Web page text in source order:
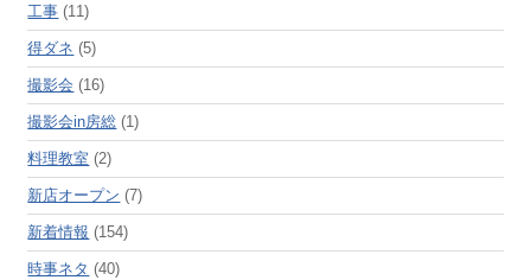
工事 (11)
得ダネ (5)
撮影会 (16)
撮影会in房総 (1)
料理教室 (2)
新店オープン (7)
新着情報 (154)
時事ネタ (40)